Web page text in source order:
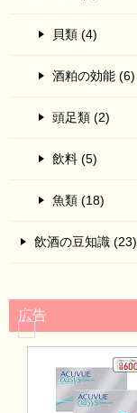
貝類 (4)
酒粕の効能 (6)
頭足類 (2)
飲料 (5)
魚類 (18)
飲酒の豆知識 (23)
広告